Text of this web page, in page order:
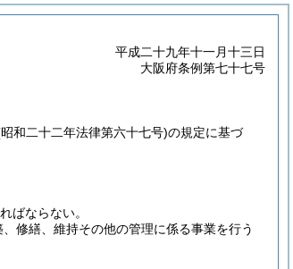
平成二十九年十一月十三日
大阪府条例第七十七号
和二十二年法律第六十七号)の規定に基づ
ばならない。
修繕、維持その他の管理に係る事業を行う